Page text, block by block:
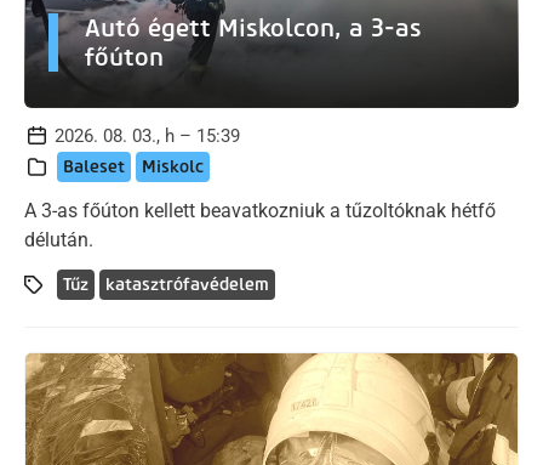
Autó égett Miskolcon, a 3-as
főúton
2026. 08. 03., h – 15:39
Baleset Miskolc
A 3-as főúton kellett beavatkozniuk a tűzoltóknak hétfő
délután.
Tűz katasztrófavédelem